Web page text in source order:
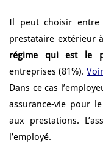
Il peut choisir entre
prestataire extérieur
régime qui est le
entreprises (81%).
Dans ce cas
assurance-vie pour
aux prestations.
l’employé.